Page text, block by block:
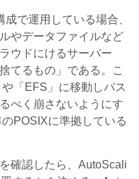
で運用している場合、
やデータファイルなど
ウドにけるサーバー
てるもの」である。こ
「EFS」に移動しパス
べく崩さないようにす
POSIXに準拠している
確認したら、AutoScali